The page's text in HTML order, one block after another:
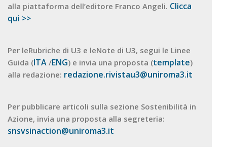
alla piattaforma dell’editore Franco Angeli. Clicca
qui >>
Per leRubriche di U3 e leNote di U3, segui le Linee
Guida (ITA /ENG) e invia una proposta (template)
alla redazione: redazione.rivistau3@uniroma3.it
Per pubblicare articoli sulla sezione Sostenibilità in
Azione, invia una proposta alla segreteria:
snsvsinaction@uniroma3.it